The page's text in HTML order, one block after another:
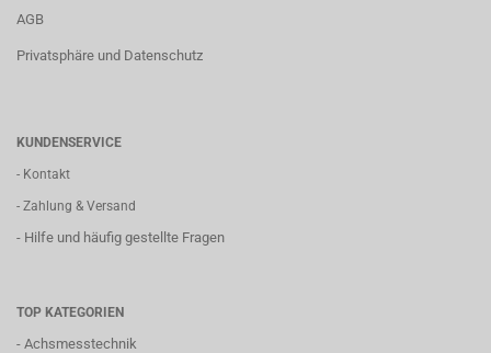
AGB
Privatsphäre und Datenschutz
KUNDENSERVICE
- Kontakt
- Zahlung & Versand
- Hilfe und häufig gestellte Fragen
TOP KATEGORIEN
- Achsmesstechnik